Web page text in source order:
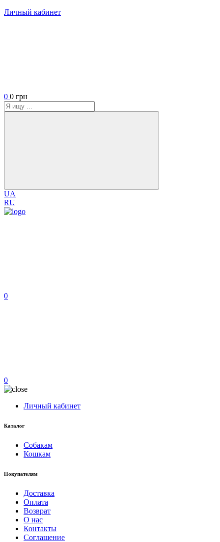
Личный кабинет
0 0 грн
UA
RU
0
0
Личный кабинет
Каталог
Собакам
Кошкам
Покупателям
Доставка
Оплата
Возврат
О нас
Контакты
Соглашение